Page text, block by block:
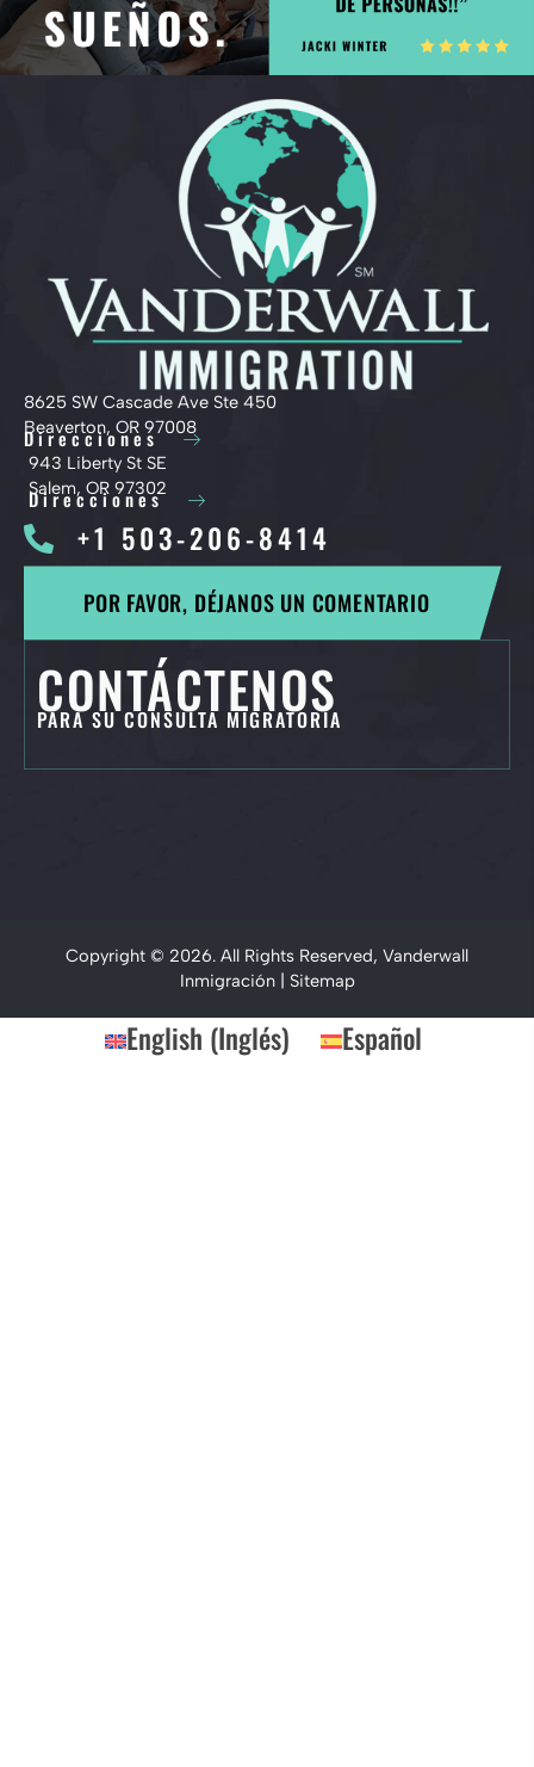
8625 SW Cascade Ave Ste 450
Beaverton, OR 97008
Direcciones
943 Liberty St SE
Salem, OR 97302
Direcciones
+1 503-206-8414
POR FAVOR, DÉJANOS UN COMENTARIO
CONTÁCTENOS
PARA SU CONSULTA MIGRATORIA
Copyright © 2026. All Rights Reserved, Vanderwall
Inmigración | Sitemap
English (Inglés) Español